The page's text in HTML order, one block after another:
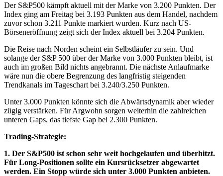
Der S&P500 kämpft aktuell mit der Marke von 3.200 Punkten. Der
Index ging am Freitag bei 3.193 Punkten aus dem Handel, nachdem
zuvor schon 3.211 Punkte markiert wurden. Kurz nach US-
Börseneröffnung zeigt sich der Index aktuell bei 3.204 Punkten.
Die Reise nach Norden scheint ein Selbstläufer zu sein. Und
solange der S&P 500 über der Marke von 3.000 Punkten bleibt, ist
auch im großen Bild nichts angebrannt. Die nächste Anlaufmarke
wäre nun die obere Begrenzung des langfristig steigenden
Trendkanals im Tageschart bei 3.240/3.250 Punkten.
Unter 3.000 Punkten könnte sich die Abwärtsdynamik aber wieder
zügig verstärken. Für Argwohn sorgen weiterhin die zahlreichen
unteren Gaps, das tiefste Gap bei 2.300 Punkten.
Trading-Strategie:
1. Der S&P500 ist schon sehr weit hochgelaufen und überhitzt.
Für Long-Positionen sollte ein Kursrücksetzer abgewartet
werden. Ein Stopp würde sich unter 3.000 Punkten anbieten.